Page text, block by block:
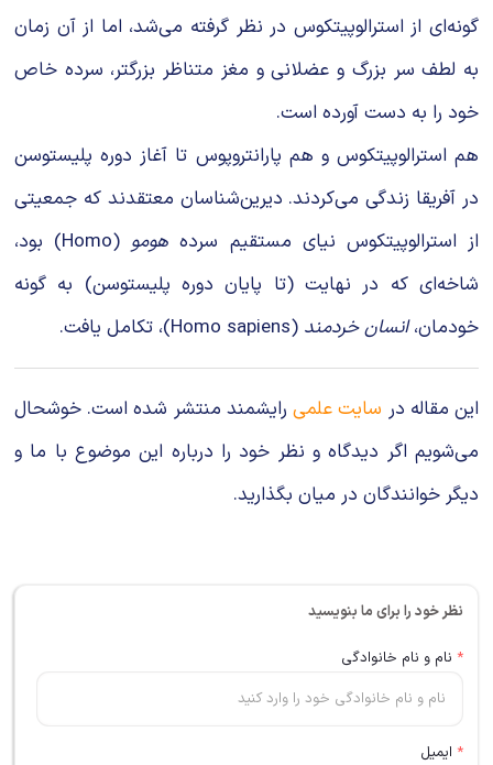
گونه‌ای از استرالوپیتکوس در نظر گرفته می‌شد، اما از آن زمان
به لطف سر بزرگ و عضلانی و مغز متناظر بزرگتر، سرده خاص
خود را به دست آورده است.
هم استرالوپیتکوس و هم پارانتروپوس تا آغاز دوره پلیستوسن
در آفریقا زندگی می‌کردند. دیرین‌شناسان معتقدند که جمعیتی
از استرالوپیتکوس نیای مستقیم سرده هومو
(Homo) بود،
شاخه‌ای که در نهایت (تا پایان دوره پلیستوسن) به گونه
خودمان،انسان خردمند (Homo sapiens)، تکامل یافت.
این مقاله در سایت علمیرایشمند منتشر شده است. خوشحال
می‌شویم اگر دیدگاه و نظر خود را درباره این موضوع با ما و
دیگر خوانندگان در میان بگذارید.
نظر خود را برای ما بنویسید
* نام و نام خانوادگی
* ایمیل